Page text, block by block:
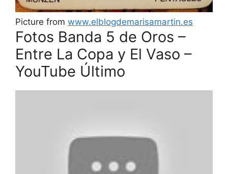
Picture from www.elblogdemarisamartin.es
Fotos Banda 5 de Oros –
Entre La Copa y El Vaso –
YouTube Último